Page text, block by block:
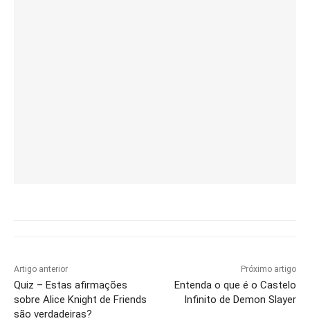
Artigo anterior
Quiz – Estas afirmações
sobre Alice Knight de Friends
são verdadeiras?
Próximo artigo
Entenda o que é o Castelo
Infinito de Demon Slayer